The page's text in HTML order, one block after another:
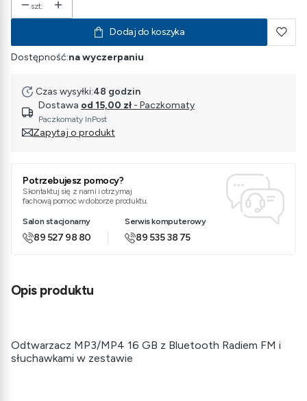
szt.
Dodaj do koszyka
Dostępność:na wyczerpaniu
Czas wysyłki:48 godzin
Dostawa od 15,00 zł - Paczkomaty
Paczkomaty InPost
Zapytaj o produkt
Potrzebujesz pomocy?
Skontaktuj się z nami i otrzymaj
fachową pomoc w doborze produktu.
Salon stacjonarny
89 527 98 80
Serwis komputerowy
89 535 38 75
Opis produktu
Odtwarzacz MP3/MP4 16 GB z Bluetooth Radiem FM i
słuchawkami w zestawie